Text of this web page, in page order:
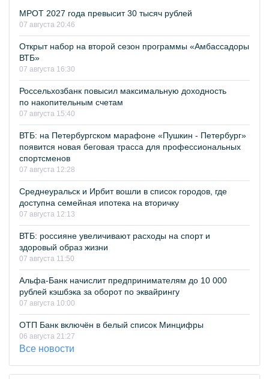
МРОТ 2027 года превысит 30 тысяч рублей
07 августа 20:46
Открыт набор на второй сезон программы «Амбассадоры
ВТБ»
07 августа 16:30
Россельхозбанк повысил максимальную доходность
по накопительным счетам
07 августа 15:40
ВТБ: на Петербургском марафоне «Пушкин - Петербург»
появится новая беговая трасса для профессиональных
спортсменов
07 августа 12:28
Среднеуральск и Ирбит вошли в список городов, где
доступна семейная ипотека на вторичку
07 августа 12:13
ВТБ: россияне увеличивают расходы на спорт и
здоровый образ жизни
07 августа 11:50
Альфа-Банк начислит предпринимателям до 10 000
рублей кэшбэка за оборот по эквайрингу
07 августа 10:00
ОТП Банк включён в белый список Минцифры
06 августа 21:27
Все новости